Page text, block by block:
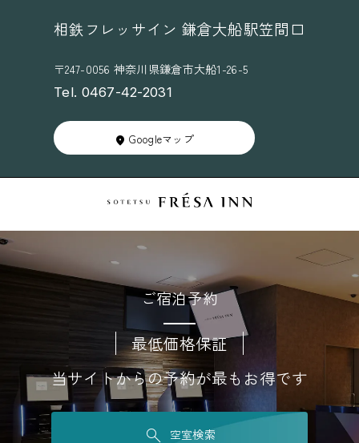
相鉄フレッサイン 鎌倉大船駅笠間口
〒247-0056 神奈川県鎌倉市大船1-26-5
Tel. 0467-42-2031
Googleマップ
ご宿泊予約
最低価格保証
当サイトからの予約が最もお得です
空室検索